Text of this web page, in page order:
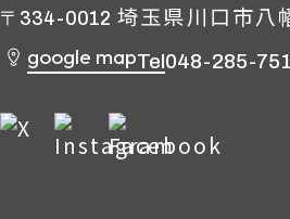
〒334-0012 埼玉県川口市八
google mapTel048-285-